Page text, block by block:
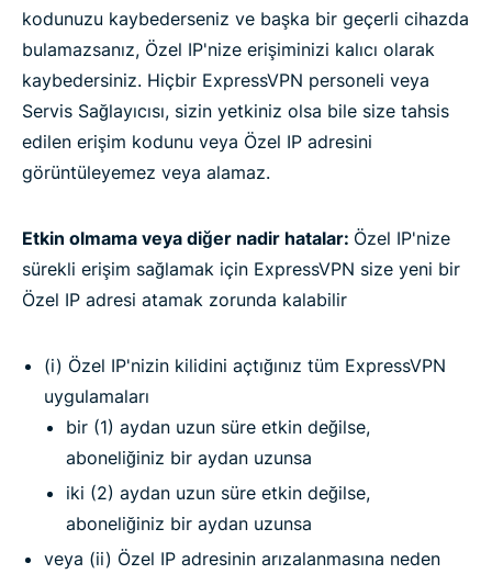
kodunuzu kaybederseniz ve başka bir geçerli cihazda
bulamazsanız, Özel IP'nize erişiminizi kalıcı olarak
kaybedersiniz. Hiçbir ExpressVPN personeli veya
Servis Sağlayıcısı, sizin yetkiniz olsa bile size tahsis
edilen erişim kodunu veya Özel IP adresini
görüntüleyemez veya alamaz.
Etkin olmama veya diğer nadir hatalar: Özel IP'nize
sürekli erişim sağlamak için ExpressVPN size yeni bir
Özel IP adresi atamak zorunda kalabilir
(i) Özel IP'nizin kilidini açtığınız tüm ExpressVPN
uygulamaları
bir (1) aydan uzun süre etkin değilse,
aboneliğiniz bir aydan uzunsa
iki (2) aydan uzun süre etkin değilse,
aboneliğiniz bir aydan uzunsa
veya (ii) Özel IP adresinin arızalanmasına neden